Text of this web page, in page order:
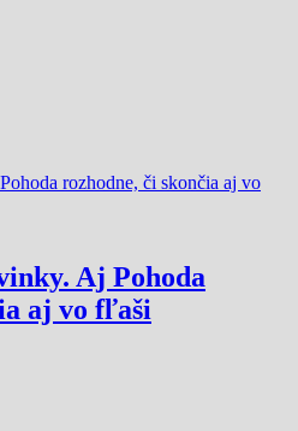
Aj Pohoda
aj vo fľaši